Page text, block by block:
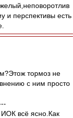
и перспективы есть
тормоз не
с ним просто
ИОК всё ясно.Как